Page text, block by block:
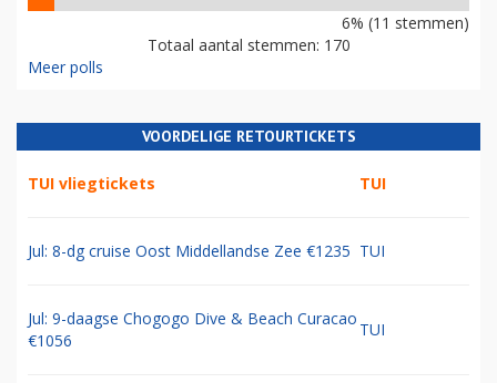
6% (11 stemmen)
Totaal aantal stemmen: 170
Meer polls
VOORDELIGE RETOURTICKETS
TUI vliegtickets TUI
Jul: 8-dg cruise Oost Middellandse Zee €1235 TUI
Jul: 9-daagse Chogogo Dive & Beach Curacao
€1056
TUI